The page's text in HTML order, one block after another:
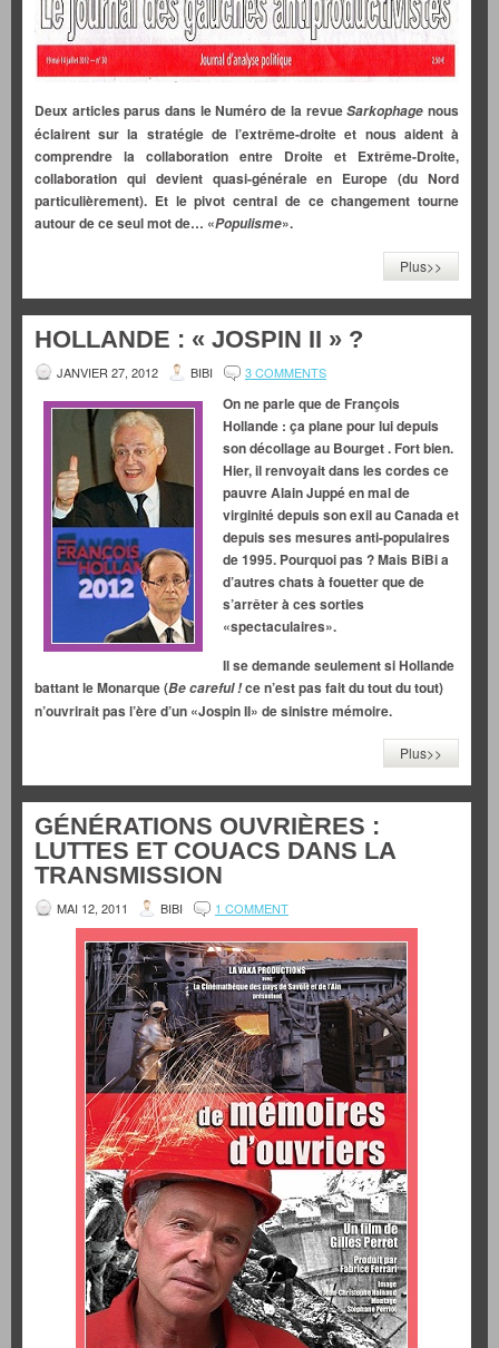
Deux articles parus dans le Numéro de la revueSarkophage nous
éclairent sur la stratégie de l’extrême-droite et nous aident à
comprendre la collaboration entre Droite et Extrême-Droite,
collaboration qui devient quasi-générale en Europe (du Nord
particulièrement). Et le pivot central de ce changement tourne
autour de ce seul mot de… «Populisme».
Plus>>
HOLLANDE : « JOSPIN II » ?
JANVIER 27, 2012 BIBI 3 COMMENTS
On ne parle que de François
Hollande : ça plane pour lui depuis
son décollage au Bourget . Fort bien.
Hier, il renvoyaitdans les cordes ce
pauvreAlain Juppéen mal de
virginité depuis son exil au Canada et
depuis ses mesures anti-populaires
de 1995. Pourquoi pas ? Mais BiBi a
d’autres chats à fouetter que de
s’arrêter à ces sorties
«spectaculaires».
Il se demande seulement si Hollande
battant le Monarque (Be careful !ce n’est pas fait du tout du tout)
n’ouvrirait pas l’ère d’un «Jospin II» de sinistre mémoire.
Plus>>
GÉNÉRATIONS OUVRIÈRES :
LUTTES ET COUACS DANS LA
TRANSMISSION
MAI 12, 2011 BIBI 1 COMMENT